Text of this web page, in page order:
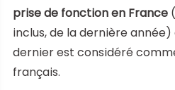
prise de fonction en France
inclus, de la dernière
dernier est considéré
français.